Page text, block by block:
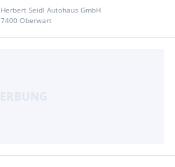
Herbert Seidl Autohaus GmbH
7400 Oberwart